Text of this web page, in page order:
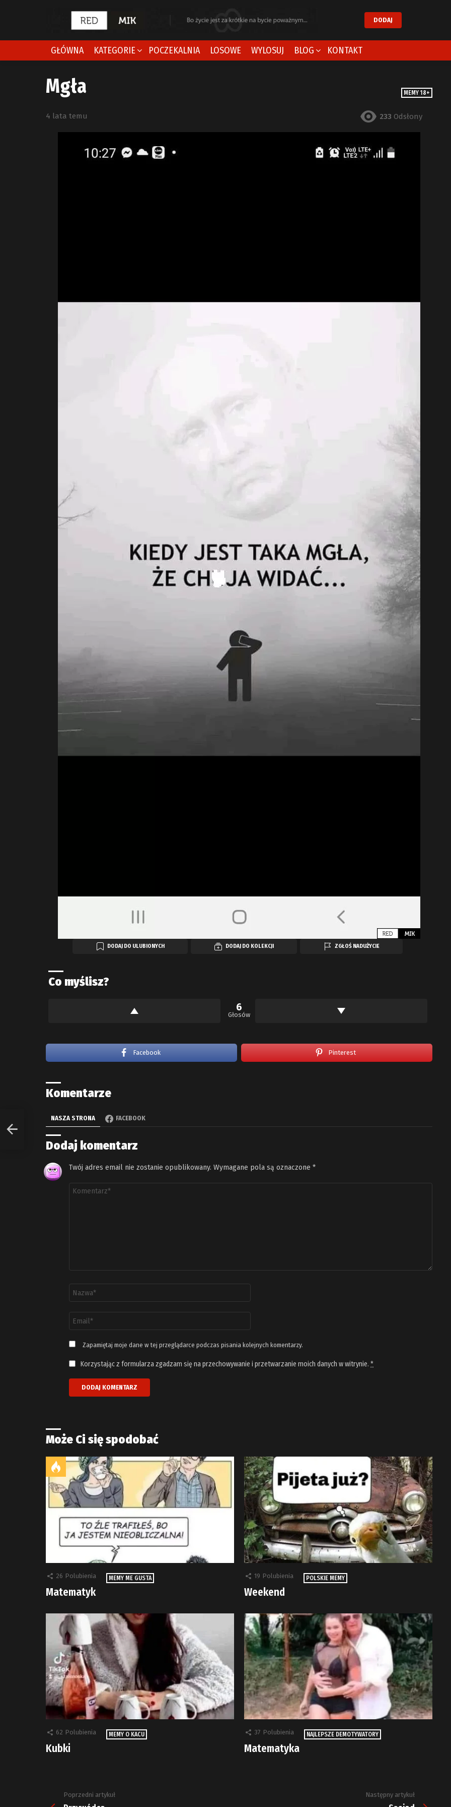
DODAJ
GŁÓWNA KATEGORIE POCZEKALNIA LOSOWE WYLOSUJ BLOG KONTAKT
MEMY 18+
Mgła
4 lata temu 233 Odsłony
DODAJ DO ULUBIONYCH DODAJ DO KOLEKCJI ZGŁOŚ NADUŻYCIE
Co myślisz?
6
Głosów
Facebook Pinterest
Komentarze
NASZA STRONA FACEBOOK
Dodaj komentarz
Twój adres email nie zostanie opublikowany. Wymagane pola są oznaczone *
Komentarz
email
*
Zapamiętaj moje dane w tej przeglądarce podczas pisania kolejnych komentarzy.
Korzystając z formularza zgadzam się na przechowywanie i przetwarzanie moich danych w witrynie. *
Może Ci się spodobać
26 Polubienia MEMY ME GUSTA
Matematyk
19 Polubienia POLSKIE MEMY
Weekend
62 Polubienia MEMY O KACU
Kubki
37 Polubienia NAJLEPSZE DEMOTYWATORY
Matematyka
ZobaczPoprzedni artykuł Następny artykuł